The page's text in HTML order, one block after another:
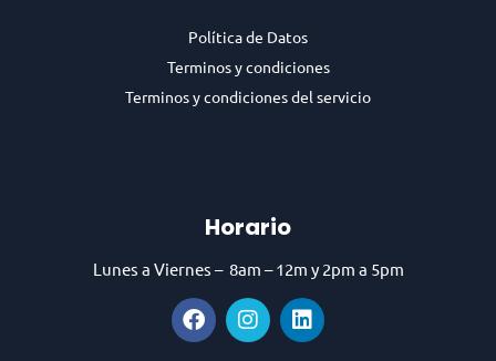
Política de Datos
Terminos y condiciones
Terminos y condiciones del servicio
Horario
Lunes a Viernes – 8am – 12m y 2pm a 5pm
F
a
I
n
L
i